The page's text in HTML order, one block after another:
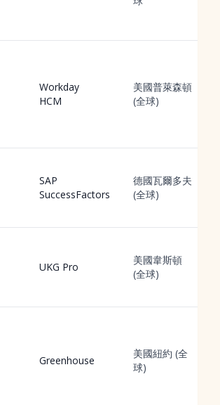
Workday
HCM
美國普萊森頓
(全球)
SAP
SuccessFactors
德國瓦爾多夫
(全球)
UKG Pro
美國韋斯頓
(全球)
Greenhouse
美國紐約 (全
球)